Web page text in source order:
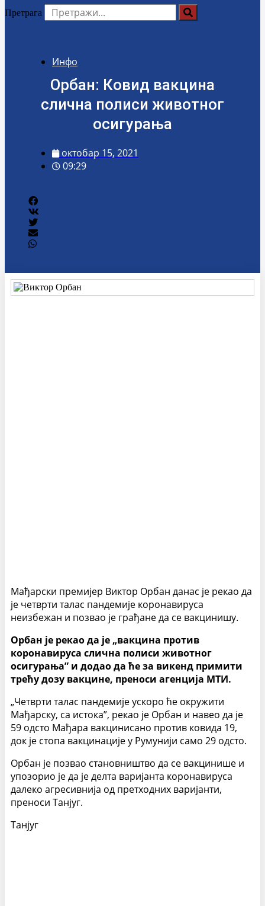
Претрага
Инфо
Орбан: Ковид вакцина
слична полиси животног
осигурања
октобар 15, 2021
09:29
Мађарски премијер Виктор Орбан данас је рекао да
је четврти талас пандемије коронавируса
неизбежан и позвао је грађане да се вакцинишу.
Орбан је рекао да је „вакцина против
коронавируса слична полиси животног
осигурања” и додао да ће за викенд примити
трећу дозу вакцине, преноси агенција МТИ.
„Четврти талас пандемије ускоро ће окружити
Мађарску, са истока”, рекао је Орбан и навео да је
59 одсто Мађара вакцинисано против ковида 19,
док је стопа вакцинације у Румунији само 29 одсто.
Орбан је позвао становништво да се вакцинише и
упозорио је да је делта варијанта коронавируса
далеко агресивнија од претходних варијанти,
преноси Танјуг.
Танјуг